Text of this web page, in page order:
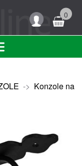
0
-> Konzole na